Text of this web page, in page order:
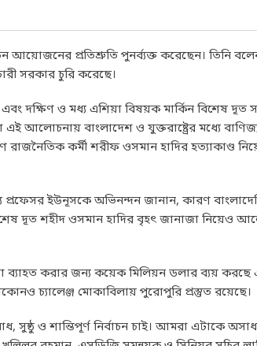
আয়োজনের প্রতিশ্রুতি পুনর্ব্যক্ত করেছেন। তিনি
সরকার চুরি করেছে।
এবং দক্ষিণ ও মধ্য এশিয়া বিষয়ক মার্কিন বিশেষ দূত
আলোচনায় বাংলাদেশ ও যুক্তরাষ্ট্রের মধ্যে
রাজনৈতিক কর্মী শরীফ ওসমান হাদির হত্যাকাণ্ড
প্রফেসর ইউনূসকে অভিনন্দন জানান, কারণ
দূত শহীদ ওসমান হাদির বৃহৎ জানাজা নিয়েও
ব্যাহত করার জন্য কয়েক মিলিয়ন ডলার ব্যয়
চ্যালেঞ্জ মোকাবিলায় পুরোপুরি প্রস্তুত রয়েছে।
ও শান্তিপূর্ণ নির্বাচন চাই। আমরা এটাকে